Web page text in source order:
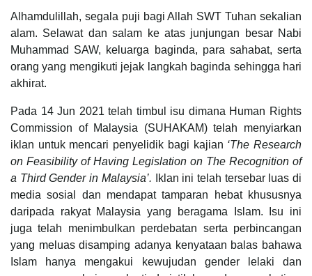
Alhamdulillah, segala puji bagi Allah SWT Tuhan sekalian
alam. Selawat dan salam ke atas junjungan besar Nabi
Muhammad SAW, keluarga baginda, para sahabat, serta
orang yang mengikuti jejak langkah baginda sehingga hari
akhirat.
Pada 14 Jun 2021 telah timbul isu dimana Human Rights
Commission of Malaysia (SUHAKAM) telah menyiarkan
iklan untuk mencari penyelidik bagi kajian ‘The Research
on Feasibility of Having Legislation on The Recognition of
a Third Gender in Malaysia’.
Iklan ini telah tersebar luas di
media sosial dan mendapat tamparan hebat khususnya
daripada rakyat Malaysia yang beragama Islam. Isu ini
juga telah menimbulkan perdebatan serta perbincangan
yang meluas disamping adanya kenyataan balas bahawa
Islam hanya mengakui kewujudan gender lelaki dan